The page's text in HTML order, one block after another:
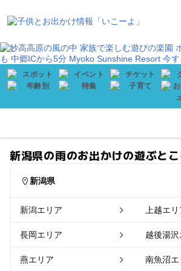
新潟県の雨のお出かけの遊ぶと
新潟県
新潟エリア 上越エリ
長岡エリア 越後湯
燕エリア 南魚沼エ